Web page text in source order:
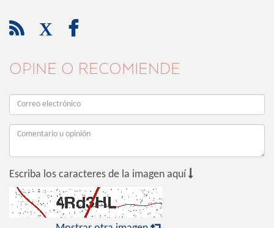
 X 
OPINE O RECOMIENDE
Escriba los caracteres de la imagen aquí 